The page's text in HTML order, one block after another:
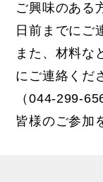
ご興味のある
日前までにご
また、材料な
にご連絡くだ
（044-299-
皆様のご参加